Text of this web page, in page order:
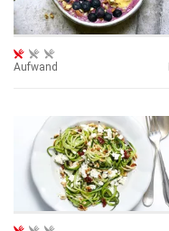
Aufwand